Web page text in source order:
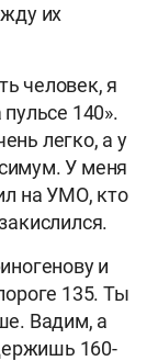
их
человек, я
140».
легко, а у
У меня
на УМО, кто
и
135. Ты
Вадим, а
160-